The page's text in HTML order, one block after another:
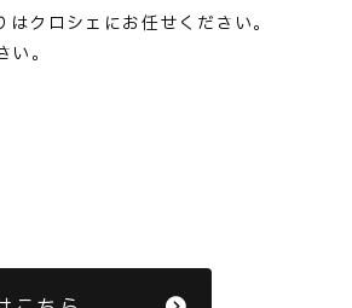
クロシェにお任せください。
。